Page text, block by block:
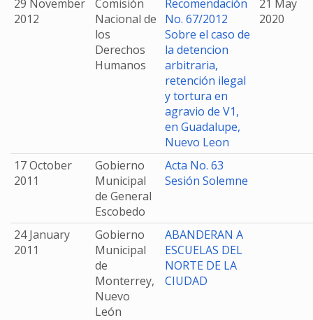
29 November
2012
Comisión
Nacional de
los
Derechos
Humanos
Recomendación
No. 67/2012
Sobre el caso de
la detencion
arbitraria,
retención ilegal
y tortura en
agravio de V1,
en Guadalupe,
Nuevo Leon
21 May
2020
17 October
2011
Gobierno
Municipal
de General
Escobedo
Acta No. 63
Sesión Solemne
24 January
2011
Gobierno
Municipal
de
Monterrey,
Nuevo
León
ABANDERAN A
ESCUELAS DEL
NORTE DE LA
CIUDAD